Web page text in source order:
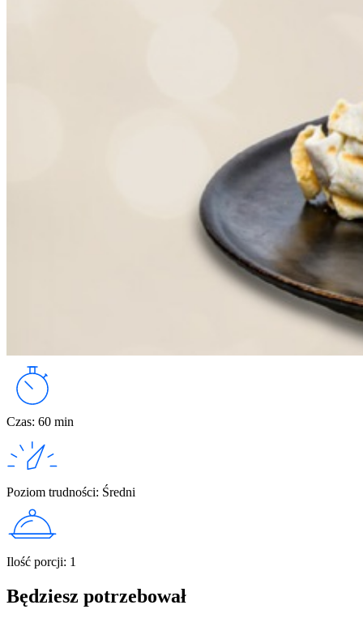
Czas: 60 min
Poziom trudności: Średni
Ilość porcji: 1
Będziesz potrzebował